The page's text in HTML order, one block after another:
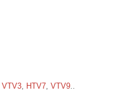
VTV3, HTV7, VTV9..